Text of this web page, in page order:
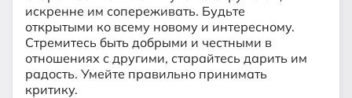
искренне им сопереживать. Будьте
открытыми ко всему новому и интересному.
Стремитесь быть добрыми и честными в
отношениях с другими, старайтесь дарить им
радость. Умейте правильно принимать
критику.